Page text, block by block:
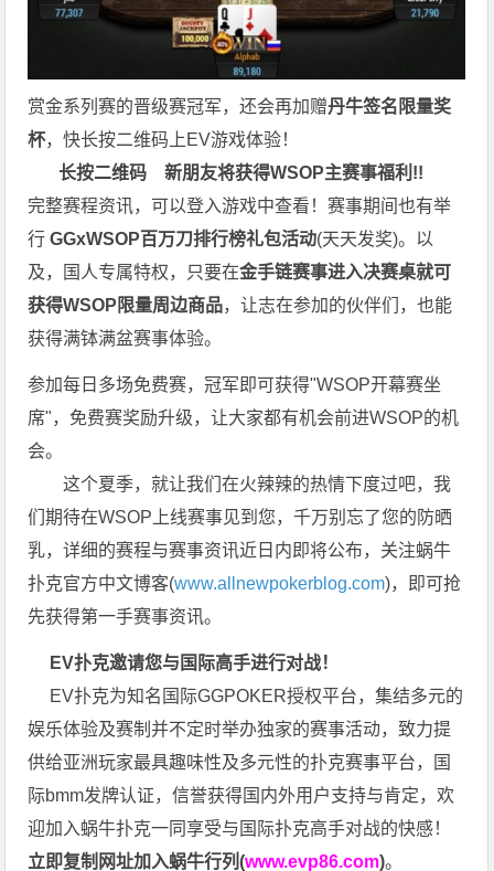
赏金系列赛的晋级赛冠军，还会再加赠丹牛签名限量奖
杯，快长按二维码上EV游戏体验！
长按二维码新朋友将获得WSOP主赛事福利!!
完整赛程资讯，可以登入游戏中查看！赛事期间也有举
行 GGxWSOP百万刀排行榜礼包活动(天天发奖)。以
及，国人专属特权，只要在金手链赛事进入决赛桌就可
获得WSOP限量周边商品，让志在参加的伙伴们，也能
获得满钵满盆赛事体验。
参加每日多场免费赛，冠军即可获得"WSOP开幕赛坐
席"，免费赛奖励升级，让大家都有机会前进WSOP的机
会。
这个夏季，就让我们在火辣辣的热情下度过吧，我
们期待在WSOP上线赛事见到您，千万别忘了您的防晒
乳，详细的赛程与赛事资讯近日内即将公布，关注蜗牛
扑克官方中文博客(www.allnewpokerblog.com)，即可抢
先获得第一手赛事资讯。
EV扑克邀请您与国际高手进行对战！
EV扑克为知名国际GGPOKER授权平台，集结多元的
娱乐体验及赛制并不定时举办独家的赛事活动，致力提
供给亚洲玩家最具趣味性及多元性的扑克赛事平台，国
际bmm发牌认证，信誉获得国内外用户支持与肯定，欢
迎加入蜗牛扑克一同享受与国际扑克高手对战的快感！
立即复制网址加入蜗牛行列(www.evp86.com)。